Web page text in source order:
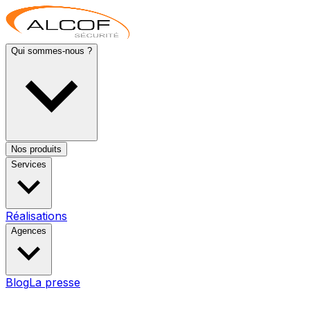
Qui sommes-nous ?
Nos produits
Services
Réalisations
Agences
BlogLa presse